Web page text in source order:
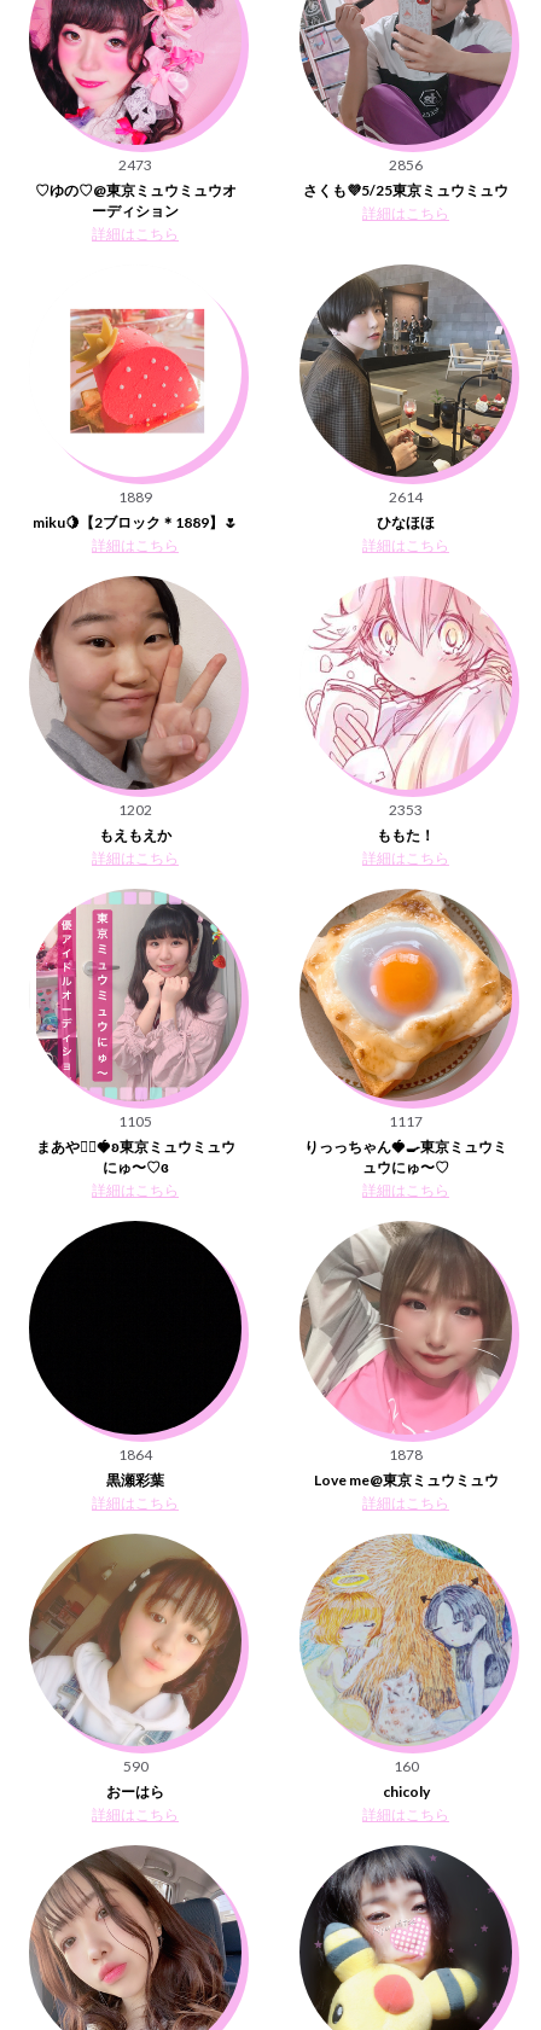
2473
♡ゆの♡@東京ミュウミュウオ
ーディション
詳細はこちら
2856
さくも💜5/25東京ミュウミュウ
詳細はこちら
1889
miku🍋【2ブロック＊1889】🌷
詳細はこちら
2614
ひなほほ
詳細はこちら
1202
もえもえか
詳細はこちら
2353
ももた！
詳細はこちら
1105
まあや🧚‍♀️🍓ʚ東京ミュウミュウ
にゅ〜♡ɞ
詳細はこちら
1117
りっっちゃん🍓🍳東京ミュウミ
ュウにゅ〜♡
詳細はこちら
1864
黒瀬彩葉
詳細はこちら
1878
Love me@東京ミュウミュウ
詳細はこちら
590
おーはら
詳細はこちら
160
chicoly
詳細はこちら